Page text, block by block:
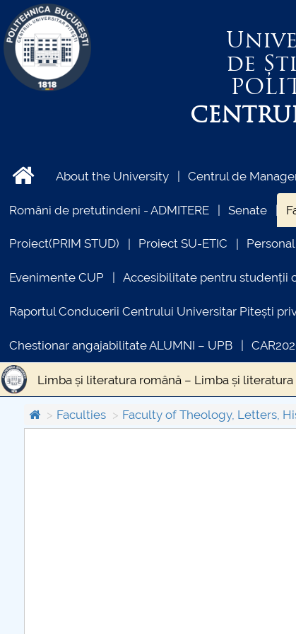
de
About the University Centrul de
Români de pretutindeni - ADMITERE Senate
Proiect(PRIM STUD) Proiect SU-ETIC
Evenimente CUP Accesibilitate pentru studenții
Raportul Conducerii Centrului Universitar Pitești
Chestionar angajabilitate ALUMNI – UPB
Limba și literatura română – Limba și
Limba și literatura engleză – Limba și
Faculties Faculty of Theology, Letters,